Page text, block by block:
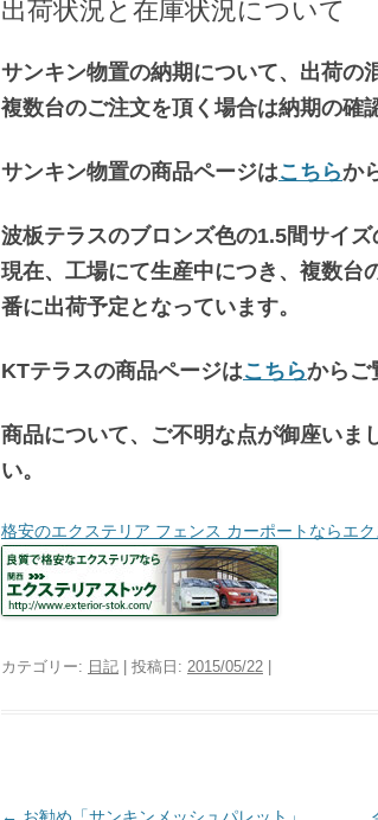
出荷状況と在庫状況について
サンキン物置の納期について、出荷の
複数台のご注文を頂く場合は納期の確
サンキン物置の商品ページはこちらか
波板テラスのブロンズ色の1.5間サイ
現在、工場にて生産中につき、複数台
番に出荷予定となっています。
KTテラスの商品ページはこちらからご
商品について、ご不明な点が御座いま
い。
格安のエクステリア フェンス カーポートならエ
カテゴリー: 日記 | 投稿日: 2015/05/22